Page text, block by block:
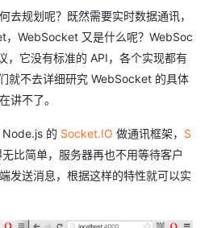
去规划呢？既然需要实时数据通讯，
，WebSocket 又是什么呢？WebSoc
，它没有标准的 API，各个实现都有
就不去详细研究 WebSocket 的具体
讲不了。
Node.js 的 Socket.IO 做通讯框架， S
比简单，服务器再也不用等待客户
发送消息，根据这样的特性就可以实